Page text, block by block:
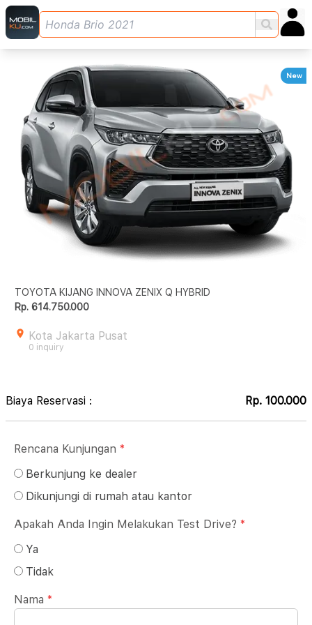
New
TOYOTA KIJANG INNOVA ZENIX Q HYBRID
Rp. 614.750.000
Kota Jakarta Pusat
0 inquiry
Biaya Reservasi : Rp. 100.000
Rencana Kunjungan *
Berkunjung ke dealer
Dikunjungi di rumah atau kantor
Apakah Anda Ingin Melakukan Test Drive? *
Ya
Tidak
Nama *